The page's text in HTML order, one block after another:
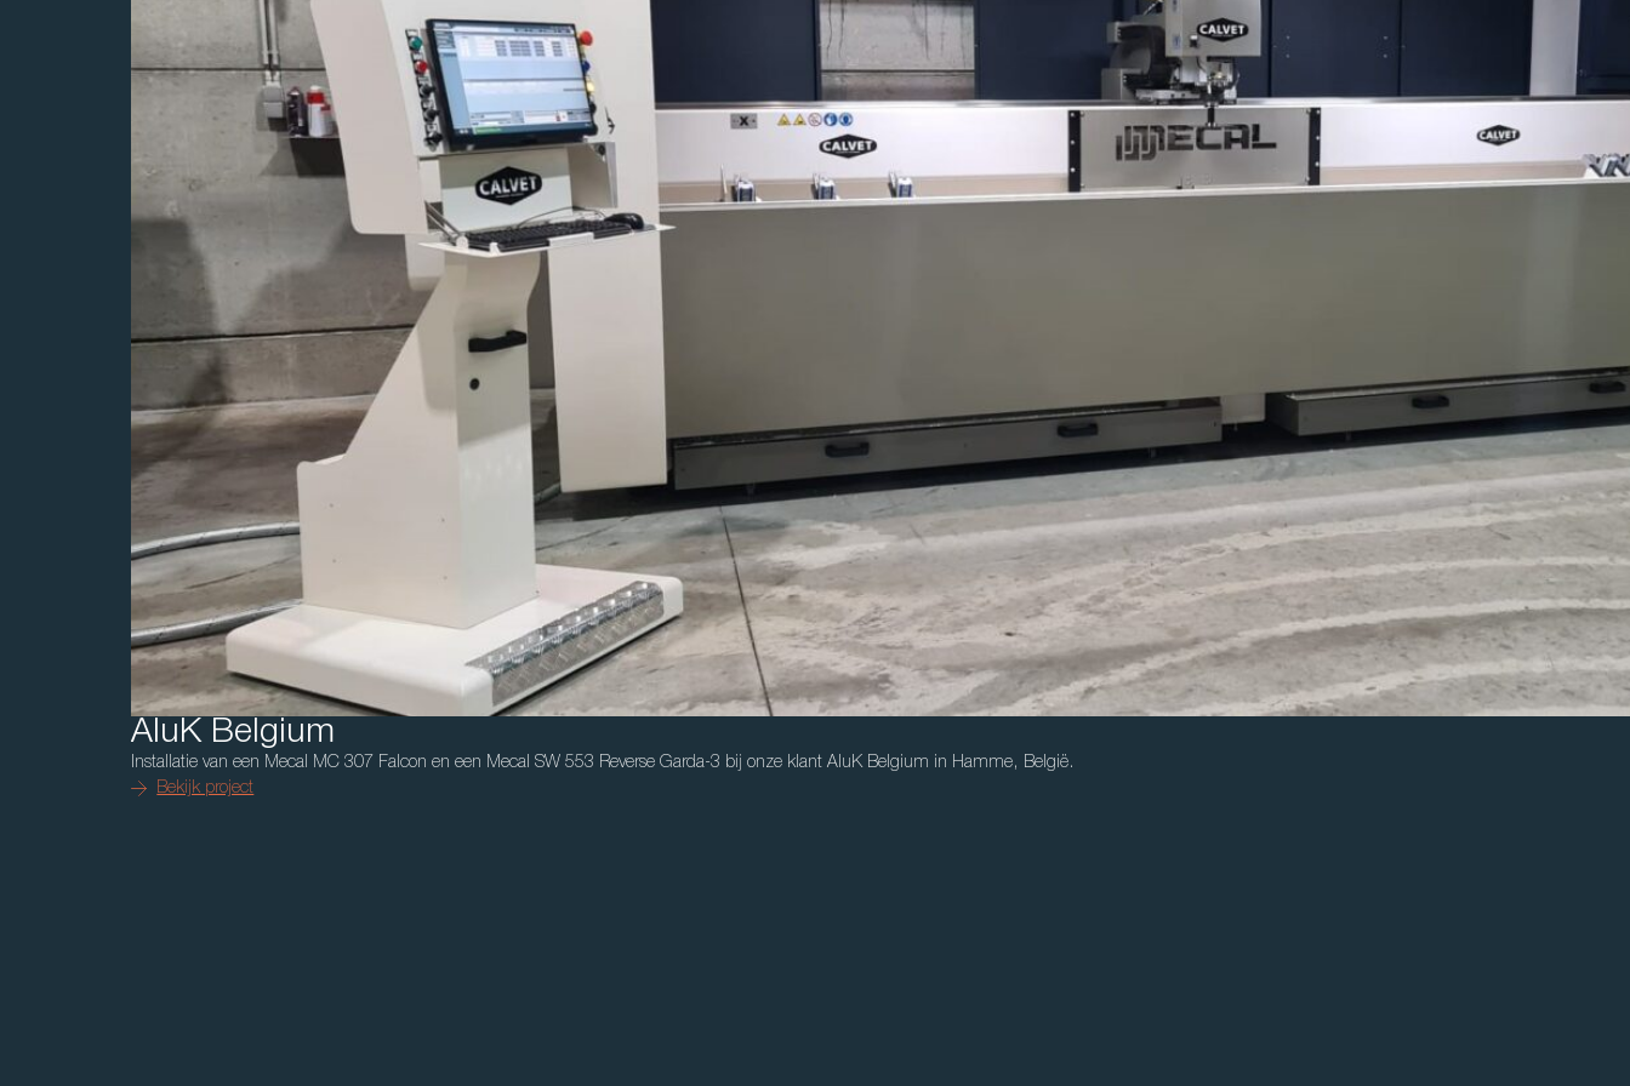
AluK Belgium
Installatie van een Mecal MC 307 Falcon en een Mecal SW 553 Reverse Garda-3 bij onze klant AluK Belgium in Hamme, België.
Bekijk project